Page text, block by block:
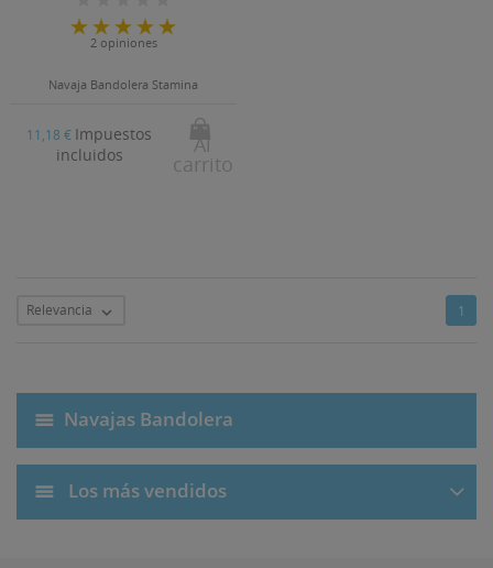
Navajas Bandolera
Los más vendidos
2 opiniones
Navaja Bandolera Stamina
11,18 € Impuestos
incluidos
Al
carrito
Relevancia  1